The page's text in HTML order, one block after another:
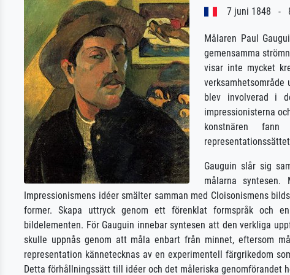
7 juni 1848 -
Målaren Paul
gemensamma
visar inte mycket
verksamhetsområde
blev involverad i
impressionisterna
konstnären
Gauguin slår sig
målarna
Impressionismens idéer smälter samman med Cloisonismens
former. Skapa uttryck genom ett förenklat formspråk och
bildelementen. För Gauguin innebar syntesen att den verkliga
skulle uppnås genom att måla enbart från minnet, eftersom
representation kännetecknas av en experimentell färgrikedom
Detta förhållningssätt till idéer och det måleriska genomförandet